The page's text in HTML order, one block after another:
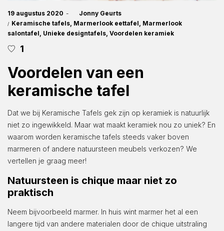
Posted
on
19 augustus 2020
Jonny Geurts
Posted
in
Keramische tafels Marmerlook eettafel Marmerlook
salontafel Unieke designtafels Voordelen keramiek
1
Voordelen van een
keramische tafel
Dat we bij Keramische Tafels gek zijn op keramiek is natuurlijk
niet zo ingewikkeld. Maar wat maakt keramiek nou zo uniek? En
waarom worden keramische tafels steeds vaker boven
marmeren of andere natuursteen meubels verkozen? We
vertellen je graag meer!
Natuursteen is chique maar niet zo
praktisch
Neem bijvoorbeeld marmer. In huis wint marmer het al een
langere tijd van andere materialen door de chique uitstraling